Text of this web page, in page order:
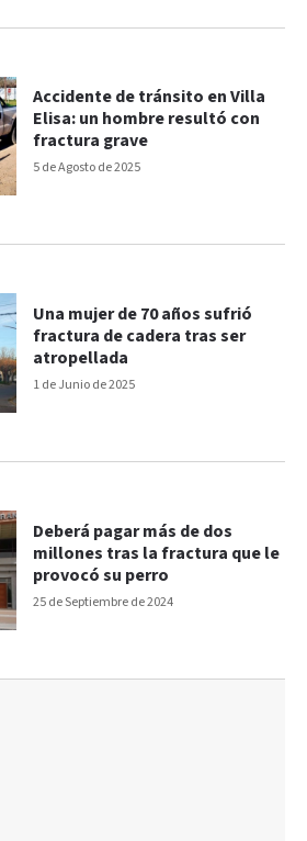
5 de Agosto de 2025
Accidente de tránsito en Villa
Elisa: un hombre resultó con
fractura grave
1 de Junio de 2025
Una mujer de 70 años sufrió
fractura de cadera tras ser
atropellada
25 de Septiembre de 2024
Deberá pagar más de dos
millones tras la fractura que le
provocó su perro